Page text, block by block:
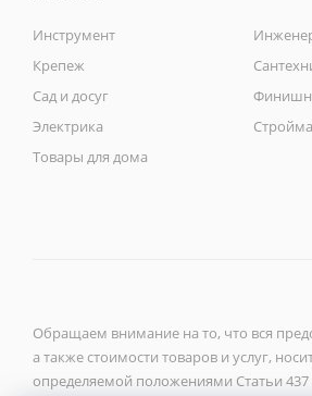
Инструмент
Крепеж
Сад и досуг
Электрика
Товары для дома
Обращаем внимание на то, что вся
а также стоимости товаров и услуг,
определяемой положениями Статьи 437